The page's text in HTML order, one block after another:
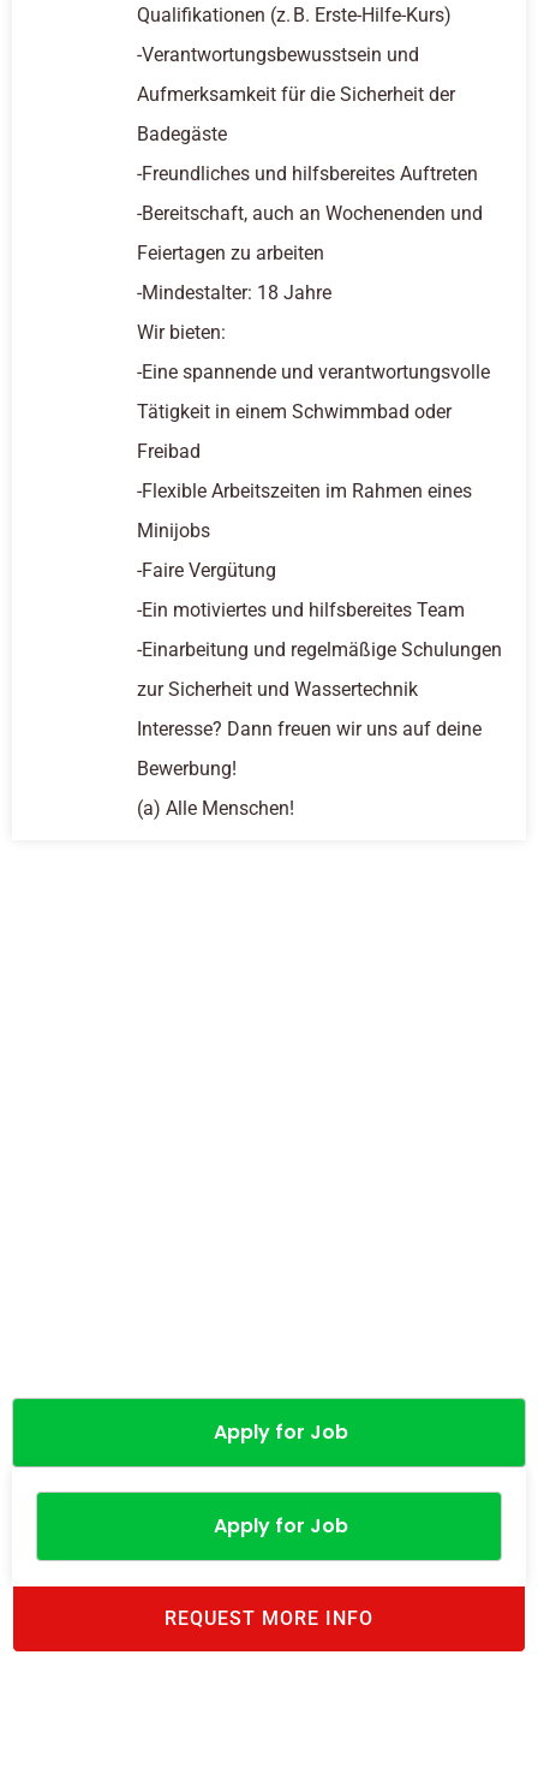
Qualifikationen (z. B. Erste-Hilfe-Kurs)
-Verantwortungsbewusstsein und
Aufmerksamkeit für die Sicherheit der
Badegäste
-Freundliches und hilfsbereites Auftreten
-Bereitschaft, auch an Wochenenden und
Feiertagen zu arbeiten
-Mindestalter: 18 Jahre
Wir bieten:
-Eine spannende und verantwortungsvolle
Tätigkeit in einem Schwimmbad oder
Freibad
-Flexible Arbeitszeiten im Rahmen eines
Minijobs
-Faire Vergütung
-Ein motiviertes und hilfsbereites Team
-Einarbeitung und regelmäßige Schulungen
zur Sicherheit und Wassertechnik
Interesse? Dann freuen wir uns auf deine
Bewerbung!
(a) Alle Menschen!
Apply for Job
Apply for Job
REQUEST MORE INFO